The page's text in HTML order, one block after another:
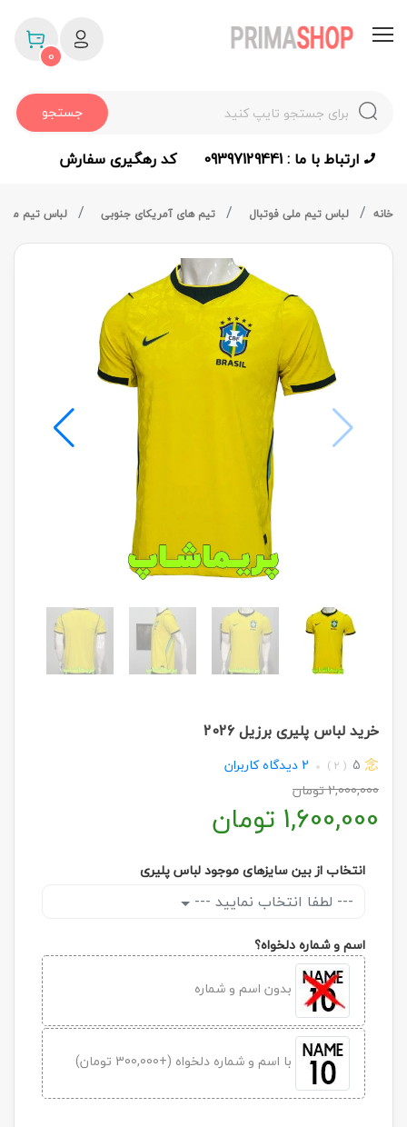
جستجو
0
ارتباط با ما : 09397129441 کد رهگیری سفارش
خانه لباس تیم ملی فوتبال تیم های آمریکای جنوبی لباس تیم
خرید لباس پلیری برزیل 2026
5
( 2 )
2 دیدگاه کاربران
2,000,000تومان
1,600,000 تومان
انتخاب از بین سایزهای موجود لباس پلیری
--- لطفا انتخاب نمایید ---
اسم و شماره دلخواه؟
بدون اسم و شماره
با اسم و شماره دلخواه (+300,000 تومان)